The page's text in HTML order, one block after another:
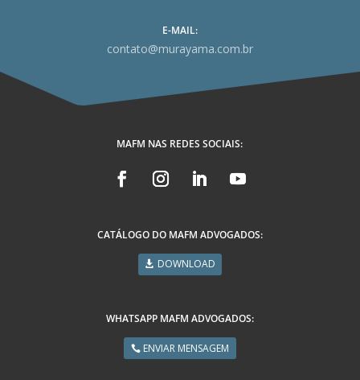
E-MAIL:
contato@murayama.com.br
MAFM NAS REDES SOCIAIS:
CATÁLOGO DO MAFM ADVOGADOS:
DOWNLOAD
WHATSAPP MAFM ADVOGADOS:
ENVIAR MENSAGEM